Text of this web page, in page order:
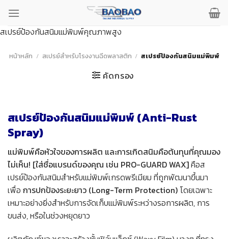
ยัง
สเปรย์ป้องกันสนิมแม่พิมพ์คุณภาพสูง
หน้าหลัก / สเปรย์สำหรับโรงงานฉีดพลาสติก / สเปรย์ป้องกันสนิมแม่พิมพ์
คัดกรอง
สเปรย์ป้องกันสนิมแม่พิมพ์ (Anti-Rust
Spray)
แม่พิมพ์คือหัวใจของการผลิต และการเกิดสนิมคือต้นทุนที่คุณมอง
ไม่เห็น! [ใส่ชื่อแบรนด์ของคุณ เช่น PRO-GUARD WAX]คือส
เปรย์ป้องกันสนิมสำหรับแม่พิมพ์เกรดพรีเมียม ที่ถูกพัฒนาขึ้นมา
เพื่อ การปกป้องระยะยาว (Long-Term Protection) โดยเฉพาะ
เหมาะอย่างยิ่งสำหรับการจัดเก็บแม่พิมพ์ระหว่างรอการผลิต, การ
ขนส่ง, หรือในช่วงหยุดยาว